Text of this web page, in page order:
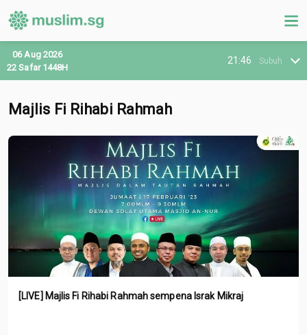
21:46 Subuh
06 Aug 2026
22 Safar 1448H
Majlis Fi Rihabi Rahmah
[LIVE] Majlis Fi Rihabi Rahmah sempena Israk Mikraj